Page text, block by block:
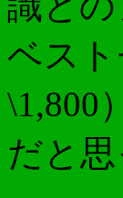
ベス
\1,800
だと思